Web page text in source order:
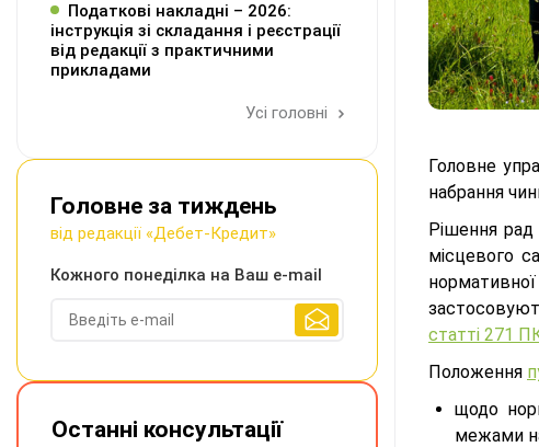
Головне
набрання
Рішення рад
місцевого
статті 271
Положення
щодо
межами
Податкові накладні – 2026:
інструкція зі складання і реєстрації
від редакції з практичними
прикладами
Усі головні
Головне за тиждень
від редакції «Дебет-Кредит»
Кожного понеділка на Ваш e-mail
Останні консультації